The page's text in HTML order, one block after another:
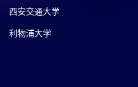
西安交通大学
利物浦大学